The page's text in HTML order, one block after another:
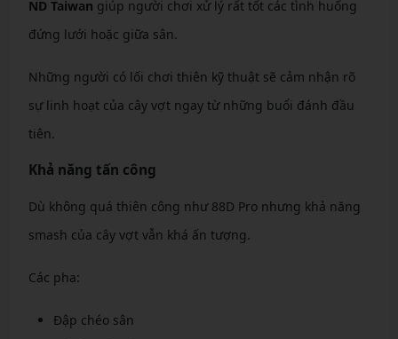
ND Taiwan giúp người chơi xử lý rất tốt các tình huống
đứng lưới hoặc giữa sân.
Những người có lối chơi thiên kỹ thuật sẽ cảm nhận rõ
sự linh hoạt của cây vợt ngay từ những buổi đánh đầu
tiên.
Khả năng tấn công
Dù không quá thiên công như 88D Pro nhưng khả năng
smash của cây vợt vẫn khá ấn tượng.
Các pha:
Đập chéo sân